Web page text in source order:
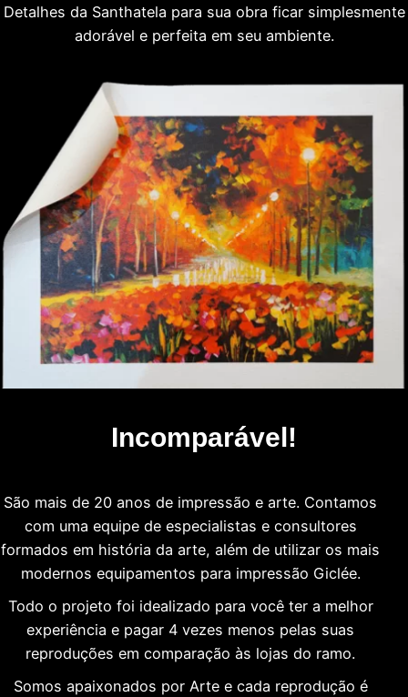
Detalhes da Santhatela para sua obra ficar simplesmente
adorável e perfeita em seu ambiente.
Incomparável!
São mais de 20 anos de impressão e arte. Contamos
com uma equipe de especialistas e consultores
formados em história da arte, além de utilizar os mais
modernos equipamentos para impressão Giclée.
Todo o projeto foi idealizado para você ter a melhor
experiência e pagar 4 vezes menos pelas suas
reproduções em comparação às lojas do ramo.
Somos apaixonados por Arte e cada reprodução é